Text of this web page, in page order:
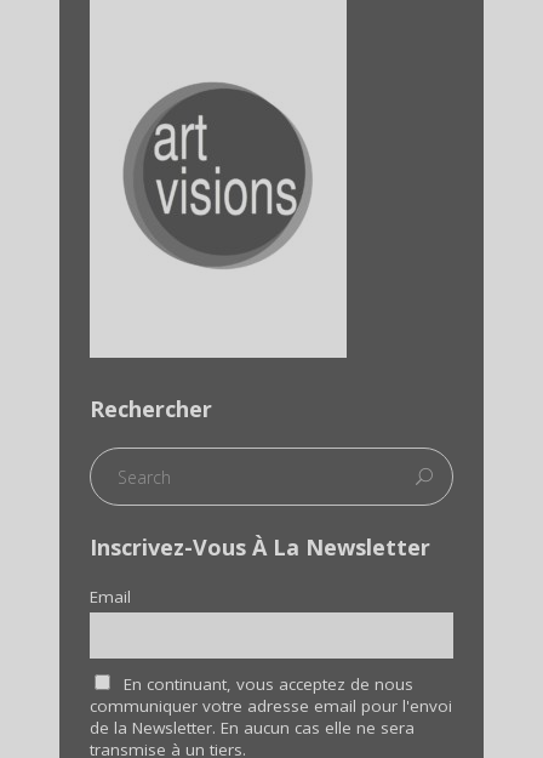
Rechercher
Inscrivez-Vous À La Newsletter
Email
En continuant, vous acceptez de nous
communiquer votre adresse email pour l'envoi
de la Newsletter. En aucun cas elle ne sera
transmise à un tiers.